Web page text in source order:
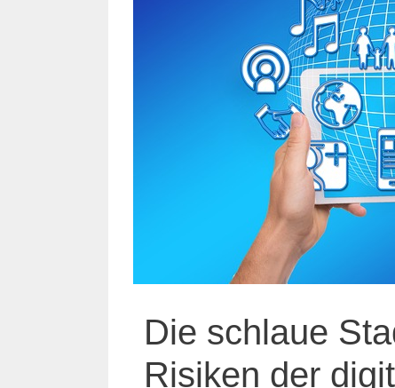
Die schlaue
Risiken der